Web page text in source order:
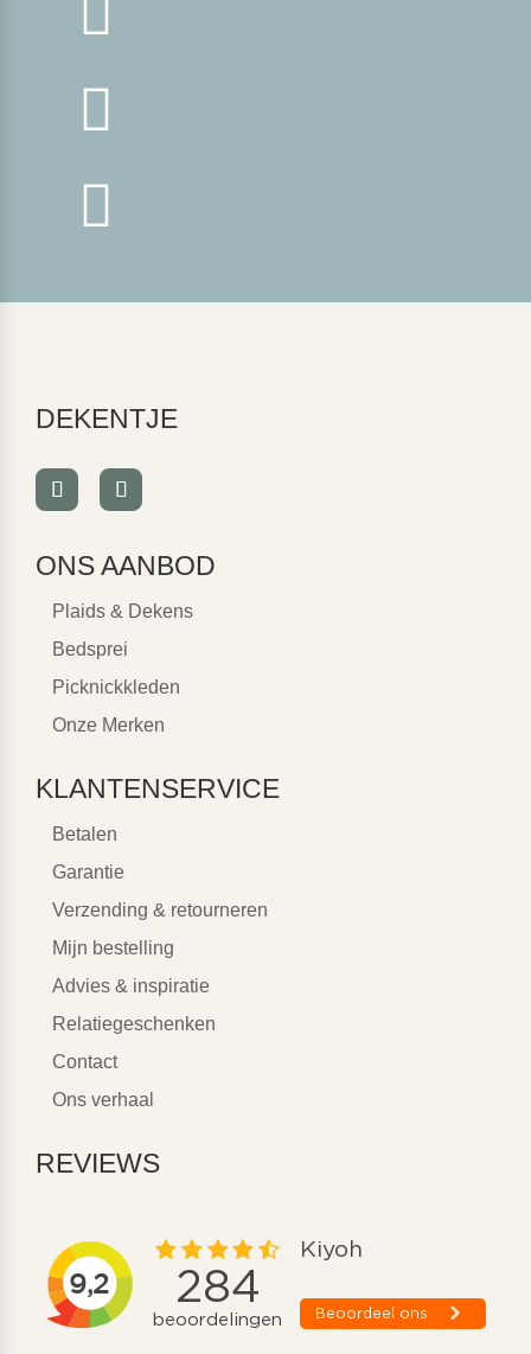



DEKENTJE
ONS AANBOD
Plaids & Dekens
Bedsprei
Picknickkleden
Onze Merken
KLANTENSERVICE
Betalen
Garantie
Verzending & retourneren
Mijn bestelling
Advies & inspiratie
Relatiegeschenken
Contact
Ons verhaal
REVIEWS